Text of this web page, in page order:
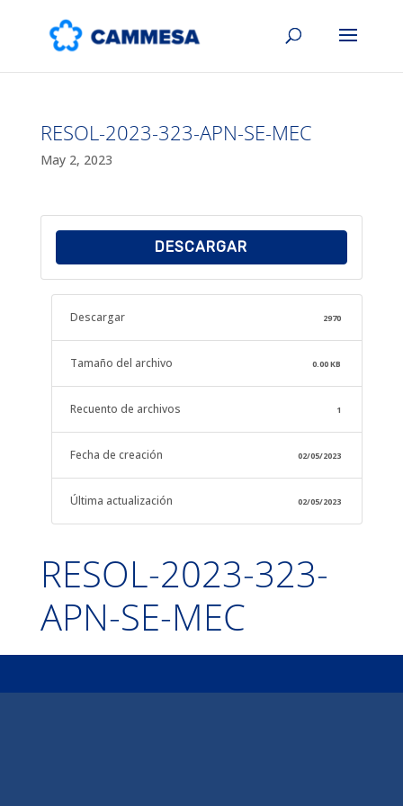
RESOL-2023-323-APN-SE-MEC
May 2, 2023
DESCARGAR
Descargar 2970
Tamaño del archivo 0.00 KB
Recuento de archivos 1
Fecha de creación 02/05/2023
Última actualización 02/05/2023
RESOL-2023-323-
APN-SE-MEC